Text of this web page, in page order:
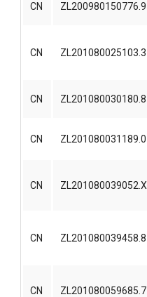
CN ZL200980150776.9
CN ZL201080025103.3
CN ZL201080030180.8
CN ZL201080031189.0
CN ZL201080039052.X
CN ZL201080039458.8
CN ZL201080059685.7